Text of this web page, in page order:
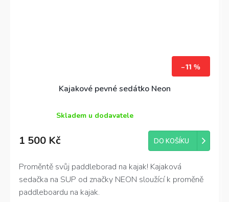
–11 %
Kajakové pevné sedátko Neon
Průměrné
hodnocení
produktu
z
5
Skladem u dodavatele
1 500 Kč DO KOŠÍKU
Proměntě svůj paddleborad na kajak! Kajaková
sedačka na SUP od značky NEON sloužící k proměně
paddleboardu na kajak.